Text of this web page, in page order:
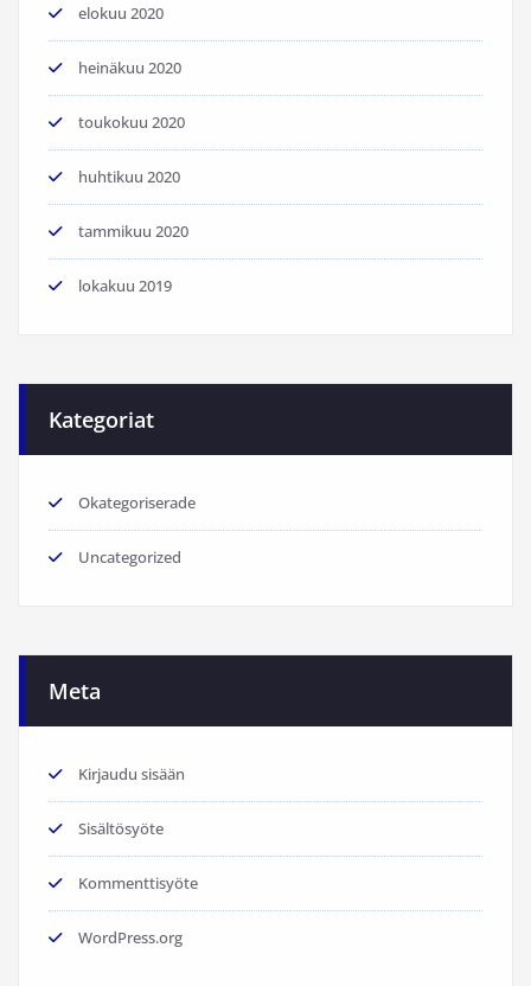
elokuu 2020
heinäkuu 2020
toukokuu 2020
huhtikuu 2020
tammikuu 2020
lokakuu 2019
Kategoriat
Okategoriserade
Uncategorized
Meta
Kirjaudu sisään
Sisältösyöte
Kommenttisyöte
WordPress.org